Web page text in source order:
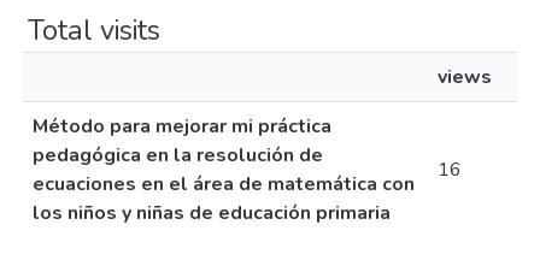
Total visits
views
Método para mejorar mi práctica
pedagógica en la resolución de
ecuaciones en el área de matemática con
los niños y niñas de educación primaria
16